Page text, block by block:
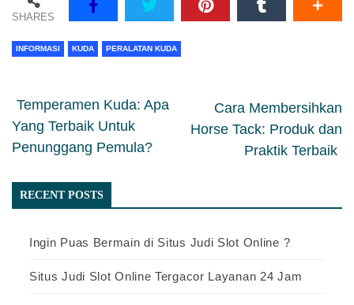
SHARES
INFORMASI KUDA PERALATAN KUDA
Temperamen Kuda: Apa
Yang Terbaik Untuk
Penunggang Pemula?
Cara Membersihkan
Horse Tack: Produk dan
Praktik Terbaik
RECENT POSTS
Ingin Puas Bermain di Situs Judi Slot Online ?
Situs Judi Slot Online Tergacor Layanan 24 Jam